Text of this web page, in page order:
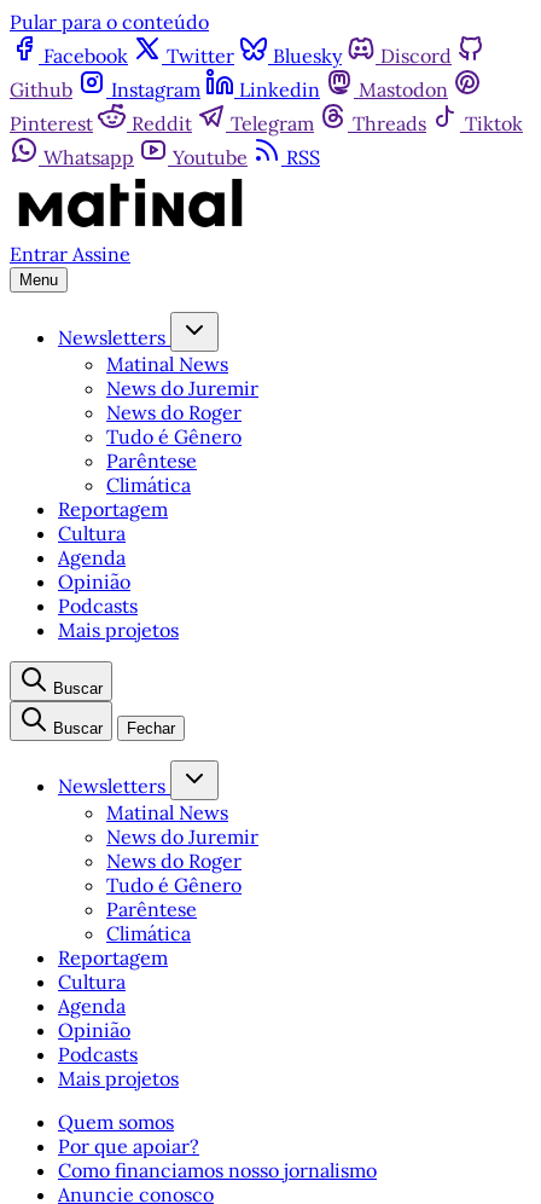
Pular para o conteúdo
Facebook
Twitter Bluesky
Discord
Github
Instagram Linkedin
Mastodon
Pinterest
Reddit Telegram Threads
Tiktok
Whatsapp
Youtube RSS
Entrar Assine
Menu
Newsletters
Matinal News
News do Juremir
News do Roger
Tudo é Gênero
Parêntese
Climática
Reportagem
Cultura
Agenda
Opinião
Podcasts
Mais projetos
Buscar
Buscar Fechar
Newsletters
Matinal News
News do Juremir
News do Roger
Tudo é Gênero
Parêntese
Climática
Reportagem
Cultura
Agenda
Opinião
Podcasts
Mais projetos
Quem somos
Por que apoiar?
Como financiamos nosso jornalismo
Anuncie conosco